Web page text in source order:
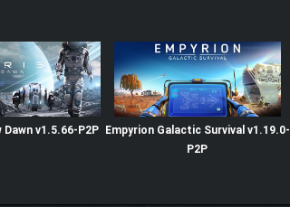
Dawn v1.5.66-P2P
Empyrion Galactic Survival v1.19.0-
P2P